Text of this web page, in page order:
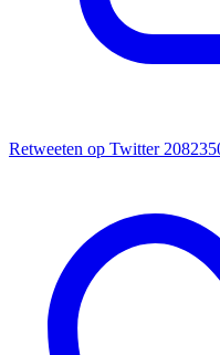
Retweeten op Twitter